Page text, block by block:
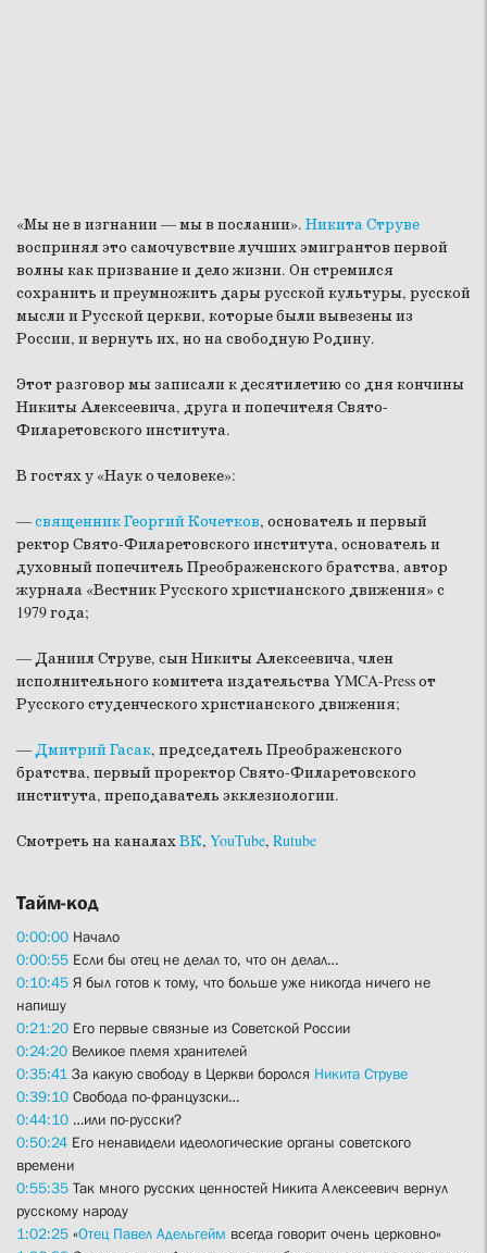
«Мы не в изгнании — мы в послании». Никита Струве
воспринял это самочувствие лучших эмигрантов первой
волны как призвание и дело жизни. Он стремился
сохранить и преумножить дары русской культуры, русской
мысли и Русской церкви, которые были вывезены из
России, и вернуть их, но на свободную Родину.
Этот разговор мы записали к десятилетию со дня кончины
Никиты Алексеевича, друга и попечителя Свято-
Филаретовского института.
В гостях у «Наук о человеке»:
—священник Георгий Кочетков, основатель и первый
ректор Свято-Филаретовского института, основатель и
духовный попечитель Преображенского братства, автор
журнала «Вестник Русского христианского движения» с
1979 года;
— Даниил Струве, сын Никиты Алексеевича, член
исполнительного комитета издательства YMCA-Press от
Русского студенческого христианского движения;
—Дмитрий Гасак, председатель Преображенского
братства, первый проректор Свято-Филаретовского
института, преподаватель экклезиологии.
Смотреть на каналахВК, YouTube, Rutube
Тайм-код
0:00:00 Начало
0:00:55 Если бы отец не делал то, что он делал…
0:10:45 Я был готов к тому, что больше уже никогда ничего не
напишу
0:21:20 Его первые связные из Советской России
0:24:20 Великое племя хранителей
0:35:41 За какую свободу в Церкви боролся Никита Струве
0:39:10 Свобода по-французски…
0:44:10 …или по-русски?
0:50:24 Его ненавидели идеологические органы советского
времени
0:55:35 Так много русских ценностей Никита Алексеевич вернул
русскому народу
1:02:25 «Отец Павел Адельгейм всегда говорит очень церковно»